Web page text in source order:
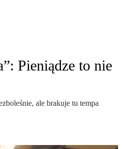
Pieniądze to nie
ale brakuje tu tempa